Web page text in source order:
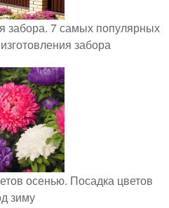
забора. 7 самых популярных
забора
осенью. Посадка цветов
зиму